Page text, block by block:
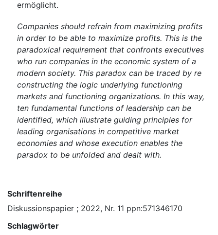
ermöglicht.
Companies should refrain from maximizing profits
in order to be able to maximize profits. This is the
paradoxical requirement that confronts executives
who run companies in the economic system of a
modern society. This paradox can be traced by re
constructing the logic underlying functioning
markets and functioning organizations. In this way,
ten fundamental functions of leadership can be
identified, which illustrate guiding principles for
leading organisations in competitive market
economies and whose execution enables the
paradox to be unfolded and dealt with.
Schriftenreihe
Diskussionspapier ; 2022, Nr. 11 ppn:571346170
Schlagwörter